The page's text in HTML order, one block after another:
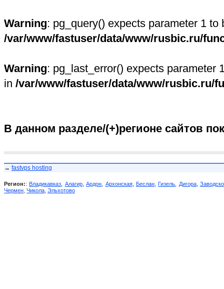
Warning: pg_query() expects parameter 1
/var/www/fastuser/data/www/rusbic.ru/
Warning: pg_last_error() expects parameter
in /var/www/fastuser/data/www/rusbic.ru/
В данном разделе/(+)регионе сайтов
→ fastvps hosting
Регион::Владикавказ Алагир,Ардон Архонская, Беслан,Гизель Дигора,
Чермен Чикола Эльхотово